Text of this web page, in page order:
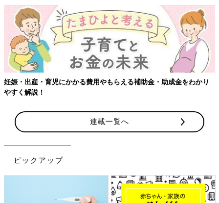
妊娠・出産・育児にかかる費用やもらえる補助金・助成金をわかり
やすく解説！
連載一覧へ
ピックアップ